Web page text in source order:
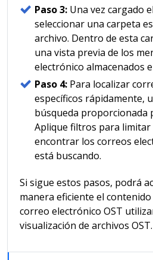
Paso 3: Una vez cargado
seleccionar una carpeta
archivo. Dentro de esta
una vista previa de los
electrónico almacenados
Paso 4: Para localizar
específicos rápidamente,
búsqueda proporcionada
Aplique filtros para limitar
encontrar los correos
está buscando.
Si sigue estos pasos, podrá
manera eficiente el
correo electrónico OST
visualización de archivos OST.